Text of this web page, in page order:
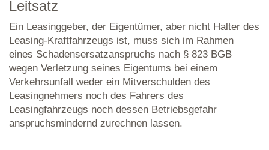
Leitsatz
Ein Leasinggeber, der Eigentümer, aber nicht Halter des
Leasing-Kraftfahrzeugs ist, muss sich im Rahmen
eines Schadensersatzanspruchs nach § 823 BGB
wegen Verletzung seines Eigentums bei einem
Verkehrsunfall weder ein Mitverschulden des
Leasingnehmers noch des Fahrers des
Leasingfahrzeugs noch dessen Betriebsgefahr
anspruchsmindernd zurechnen lassen.